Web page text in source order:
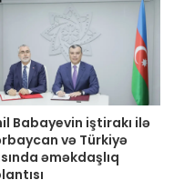
Babayevin iştirakı ilə
və Türkiyə
əməkdaşlıq